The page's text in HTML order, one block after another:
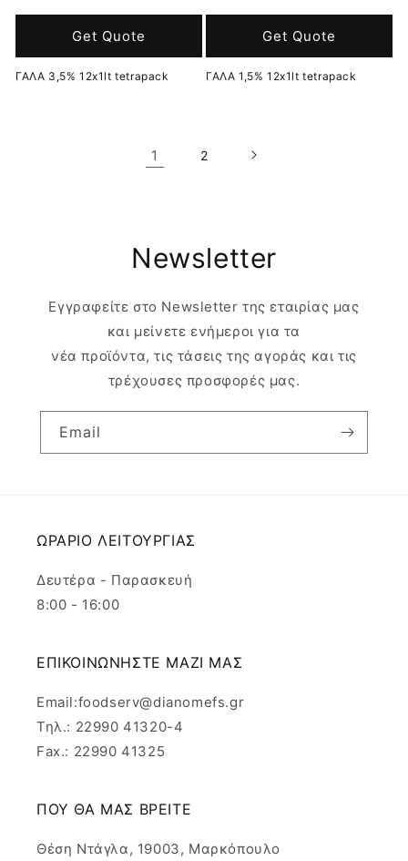
ΓΑΛΑ 3,5% 12x1lt tetrapack
Get Quote
ΓΑΛΑ 1,5% 12x1lt tetrapack
Get Quote
1 2
Newsletter
Εγγραφείτε στο Newsletter της εταιρίας μας
και μείνετε ενήμεροι για τα
νέα προϊόντα, τις τάσεις της αγοράς και τις
τρέχουσες προσφορές μας.
Email
ΩΡΑΡΙΟ ΛΕΙΤΟΥΡΓΙΑΣ
Δευτέρα - Παρασκευή
8:00 - 16:00
ΕΠΙΚΟΙΝΩΝΗΣΤΕ ΜΑΖΙ ΜΑΣ
Email:foodserv@dianomefs.gr
Τηλ.: 22990 41320-4
Fax.: 22990 41325
ΠΟΥ ΘΑ ΜΑΣ ΒΡΕΙΤΕ
Θέση Ντάγλα, 19003, Μαρκόπουλο